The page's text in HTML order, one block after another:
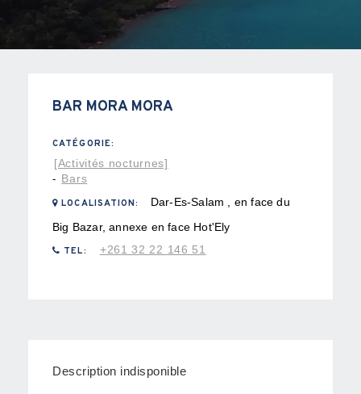
BAR MORA MORA
CATÉGORIE:
[Activités nocturnes]
- Bars
LOCALISATION:
Dar-Es-Salam , en face du
Big Bazar, annexe en face Hot'Ely
TEL: +261 32 22 146 51
Description indisponible